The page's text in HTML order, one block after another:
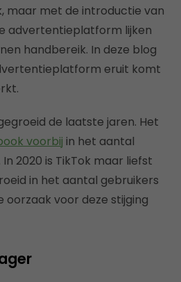
maar met de introductie van
advertentieplatform lijken
handbereik. In deze blog
eruit komt
de laatste jaren. Het
voorbij in het aantal
2020 is TikTok maar liefst
in het aantal gebruikers
oorzaak voor deze stijging